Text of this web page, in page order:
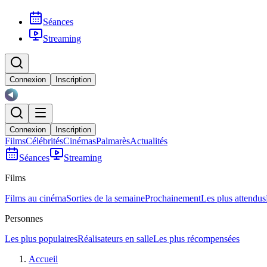
Séances
Streaming
Connexion Inscription
Connexion Inscription
FilmsCélébritésCinémasPalmarèsActualités
Séances
Streaming
Films
Films au cinémaSorties de la semaineProchainementLes plus attendus
Personnes
Les plus populairesRéalisateurs en salleLes plus récompensées
Accueil